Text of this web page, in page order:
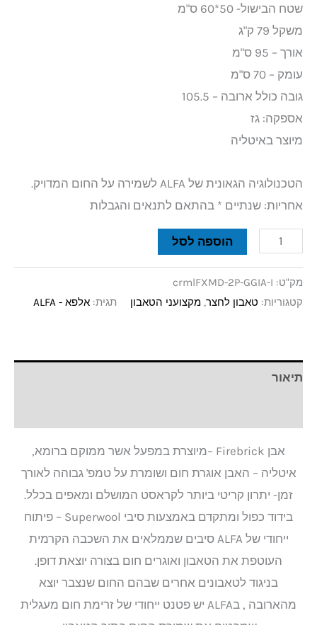
שטח הבישול- 50*60 ס"מ
משקל 79 ק"ג
אורך – 95 ס"מ
עומק – 70 ס"מ
גובה כולל ארובה – 105.5
אספקה: גז
מיוצר באיטליה
הטכנולוגיה הגאונית של ALFA לשמירה על החום המדויק.
אחריות: שנתיים * בהתאם לתנאים והגבלות
הוספה לסל
מק"ט: crmlFXMD-2P-GGIA-I
קטגוריות: טאבון לחצר, מקצועני הטאבון תגית: אלפא - ALFA
תיאור
אבן Firebrick –מיוצרת במפעל אשר ממוקם ברומא,
איטליה – האבן אוגרת חום ושומרת על טמפ' גבוהה לאורך
זמן- יתרון קריטי ביותר לקראסט המושלם ומאפים בכלל.
בידוד כפול ומתקדם באמצעות סיבי Superwool – פיתוח
ייחודי של ALFA סיבים שממלאים את השכבה הקרמית
העוטפת את הטאבון ואוגרים חום בצורה יוצאת דופן.
בניגוד לטאבונים אחרים שבהם החום שנצבר יוצא
מהארובה , בALFA יש פטנט ייחודי של זרימת חום מעגלית